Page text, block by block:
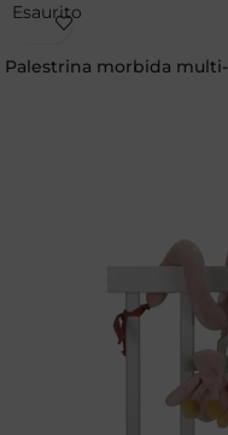
Esaurito
Palestrina morbida